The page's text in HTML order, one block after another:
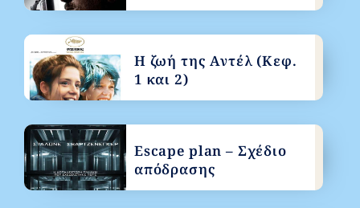
Η ζωή της Αντέλ (Κεφ.
1 και 2)
Escape plan – Σχέδιο
απόδρασης